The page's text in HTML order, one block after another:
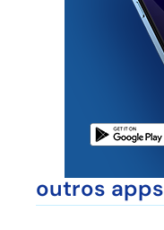
outros apps